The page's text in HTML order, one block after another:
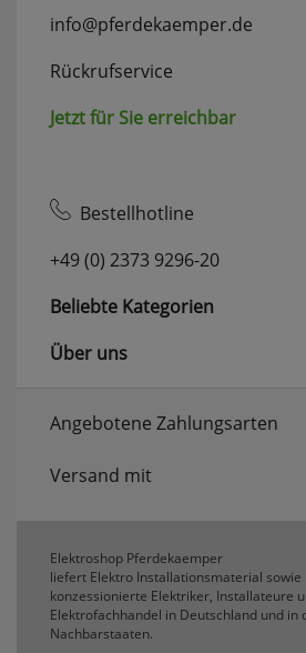
info@pferdekaemper.de
Rückrufservice
Jetzt für Sie erreichbar
Bestellhotline
+49 (0) 2373 9296-20
Beliebte Kategorien
Über uns
Angebotene Zahlungsarten
Versand mit
Elektroshop Pferdekaemper
liefert Elektro Installationsmaterial
konzessionierte Elektriker, Installateure
Elektrofachhandel in Deutschland und in
Nachbarstaaten.